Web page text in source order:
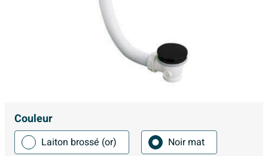
Couleur
Laiton brossé (or) Noir mat